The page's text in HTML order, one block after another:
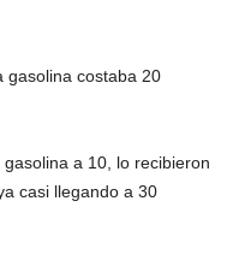
gasolina costaba 20
a 10, lo recibieron
casi llegando a 30